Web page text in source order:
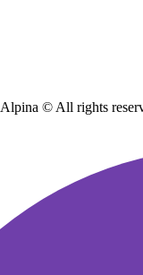
Alpina © All rights